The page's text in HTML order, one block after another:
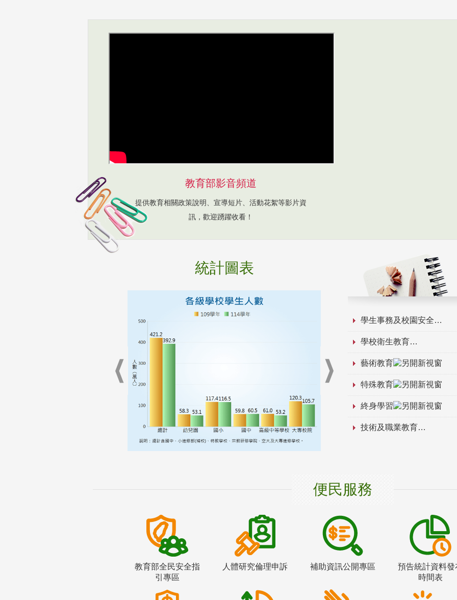
教育部影音頻道
提供教育相關政策說明、宣導短片、活動花絮等影片資
訊，歡迎踴躍收看！
統計圖表
學生事務及校園安全
學校衛生教育
藝術教育
特殊教育
終身學習
技術及職業教育
便民服務
教育部全民安全指
引專區
人體研究倫理申訴 補助資訊公開專區
預告統計資料發
時間表